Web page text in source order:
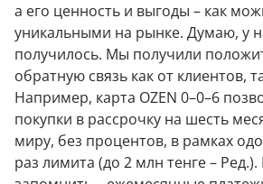
а его ценность и выгоды – как
уникальными на рынке. Думаю, у
получилось. Мы получили
обратную связь как от клиентов,
Например, карта OZEN 0–0–6
покупки в рассрочку на шесть
миру, без процентов, в рамках
раз лимита (до 2 млн тенге –